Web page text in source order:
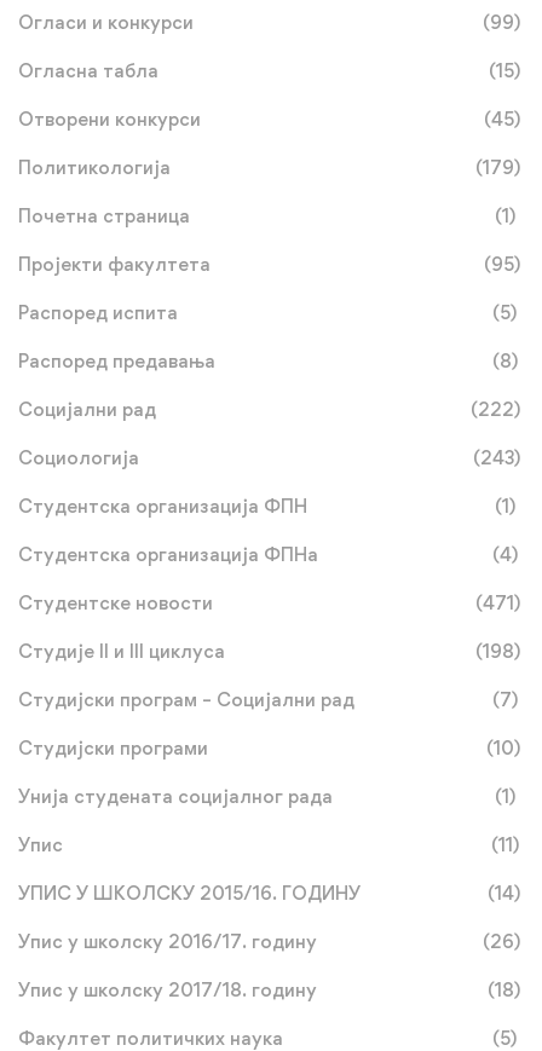
Огласи и конкурси (99)
Огласна табла (15)
Отворени конкурси (45)
Политикологија (179)
Почетна страница (1)
Пројекти факултета (95)
Распоред испита (5)
Распоред предавања (8)
Социјални рад (222)
Социологија (243)
Студентска организација ФПН (1)
Студентска организација ФПНа (4)
Студентске новости (471)
Студије II и III циклуса (198)
Студијски програм – Социјални рад (7)
Студијски програми (10)
Унија студената социјалног рада (1)
Упис (11)
УПИС У ШКОЛСКУ 2015/16. ГОДИНУ (14)
Упис у школску 2016/17. годину (26)
Упис у школску 2017/18. годину (18)
Факултет политичких наука (5)